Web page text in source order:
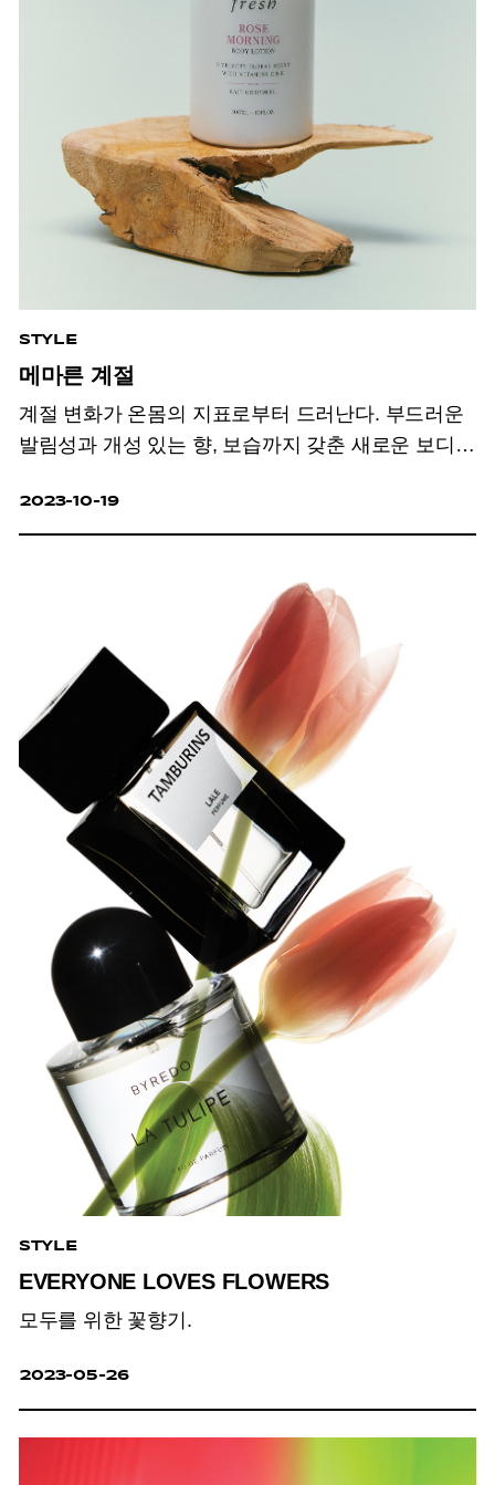
STYLE
메마른 계절
계절 변화가 온몸의 지표로부터 드러난다. 부드러운
발림성과 개성 있는 향, 보습까지 갖춘 새로운 보디 &
2023-10-19
STYLE
EVERYONE LOVES FLOWERS
모두를 위한 꽃향기.
2023-05-26